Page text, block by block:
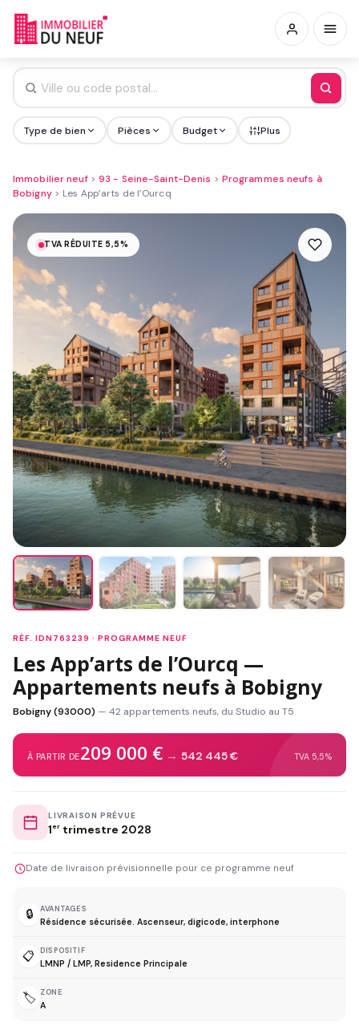
Type de bien Pièces Budget Plus
Immobilier neuf> 93 - Seine-Saint-Denis > Programmes neufs à
Bobigny> Les App’arts de l’Ourcq
TVA RÉDUITE 5,5%
RÉF. IDN763239 · PROGRAMME NEUF
Les App’arts de l’Ourcq —
Appartements neufs à Bobigny
Bobigny (93000) — 42 appartements neufs, du Studio au T5
À PARTIR DE209 000 € → 542 445 € TVA 5,5%
LIVRAISON PRÉVUE
1er trimestre 2028
Date de livraison prévisionnelle pour ce programme neuf
🔒 AVANTAGES
Résidence sécurisée. Ascenseur, digicode, interphone
📋 DISPOSITIF
LMNP / LMP, Residence Principale
🏷️ ZONE
A